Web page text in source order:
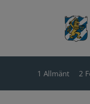
1 Allmänt 2